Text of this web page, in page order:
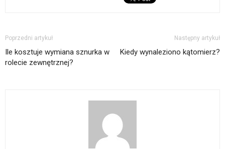
Poprzedni artykuł
Ile kosztuje wymiana sznurka w
rolecie zewnętrznej?
Następny artykuł
Kiedy wynaleziono kątomierz?